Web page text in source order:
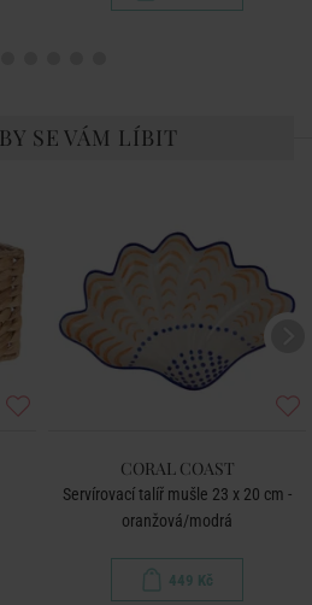
SE VÁM LÍBIT
CORAL COAST
Servírovací talíř mušle 23 x 20 cm -
oranžová/modrá
449 Kč